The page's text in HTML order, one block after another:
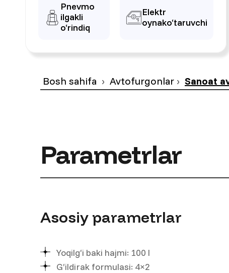
Pnevmo
ilgakli
o‘rindiq
Elektr
oynako‘taruvchi
Bosh sahifa Avtofurgonlar Sanoat
Parametrlar
Asosiy parametrlar
Yoqilg‘i baki hajmi: 100 l
G‘ildirak formulasi: 4×2